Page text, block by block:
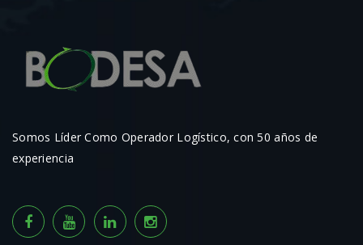
Somos Líder Como Operador Logístico, con 50 años de
experiencia